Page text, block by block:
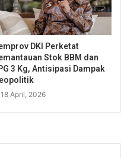
DKI Perketat
Stok BBM dan
3 Kg, Antisipasi Dampak
18 April, 2026